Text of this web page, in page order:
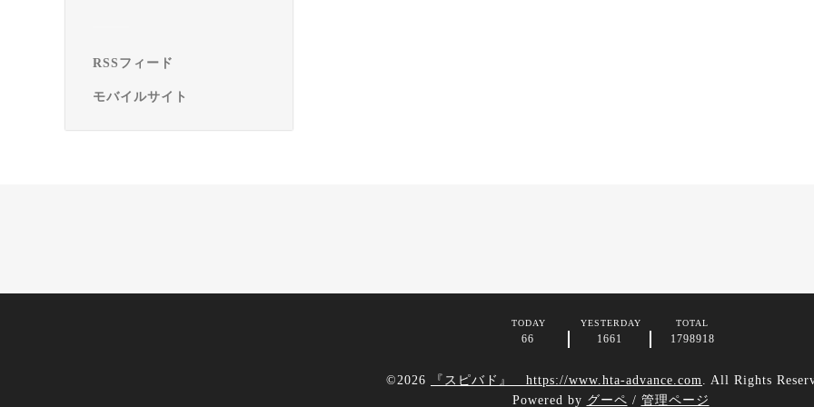
RSSフィード
モバイルサイト
TODAY
66
YESTERDAY
1661
TOTAL
1798918
©2026 『スピバド』 https://www.hta-advance.com. All Rights
Powered by グーペ / 管理ページ